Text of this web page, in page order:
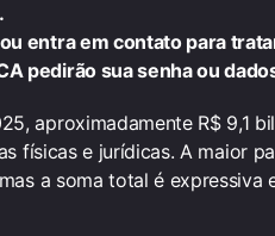
entra em contato para
pedirão sua senha ou
aproximadamente R$ 9,1
físicas e jurídicas. A maior
a soma total é